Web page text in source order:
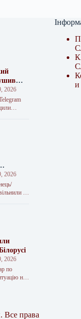
2026
на…
2026
11
2026
по
на
и
Все права